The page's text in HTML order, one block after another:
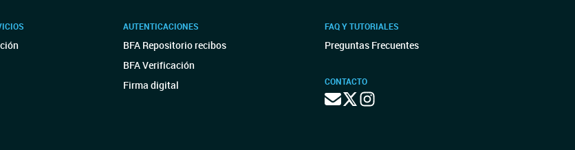
AUTENTICACIONES
BFA Repositorio recibos
BFA Verificación
Firma digital
FAQ Y TUTORIALES
Preguntas Frecuentes
CONTACTO